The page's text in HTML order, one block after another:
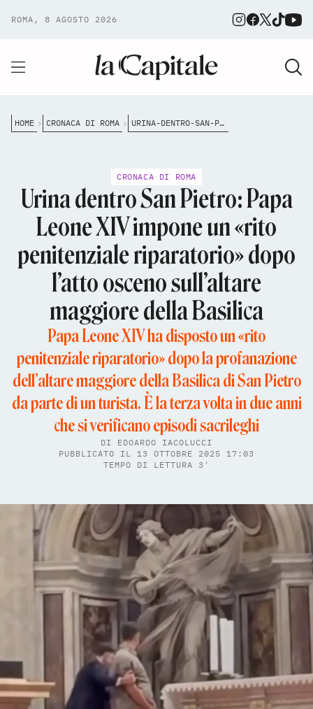
ROMA, 8 AGOSTO 2026
HOME CRONACA DI ROMA URINA-DENTRO-SAN-PIETRO-PAPA-LEONE-XIV-IMPONE-UN-RITO-PENITENZIALE-RIPARATORIO-DOPO-LATTO-OSCENO-SULLALTARE-MAGGIORE-DELLA-BASILICA
CRONACA DI ROMA
Urina dentro San Pietro: Papa
Leone XIV impone un «rito
penitenziale riparatorio» dopo
l’atto osceno sull’altare
maggiore della Basilica
Papa Leone XIV ha disposto un «rito
penitenziale riparatorio» dopo la profanazione
dell’altare maggiore della Basilica di San Pietro
da parte di un turista. È la terza volta in due anni
che si verificano episodi sacrileghi
DI EDOARDO IACOLUCCI
PUBBLICATO IL 13 OTTOBRE 2025 17:03
TEMPO DI LETTURA 3'